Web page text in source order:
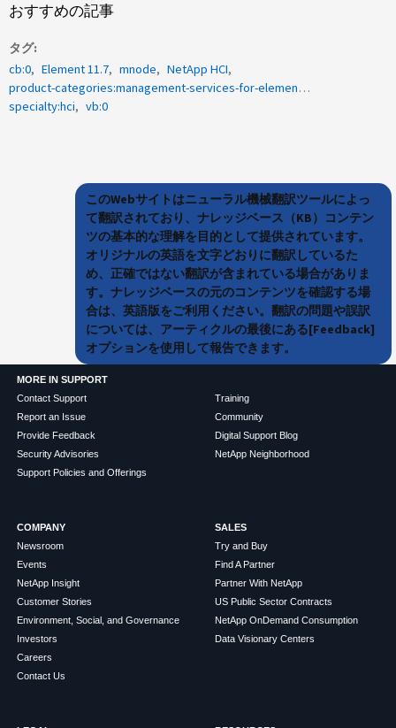
おすすめの記事
タグ
cb:0
Element 11.7 mnode
NetApp HCI
product-categories:management-services-for-element-software-and-netapp-hci
specialty:hci
vb:0
このWebサイトはニューラル機械翻訳ツールによっ
て翻訳されており、ナレッジベース（KB）コンテン
ツの基本的な理解を目的として提供されています。
オリジナルの英語を文字どおりに翻訳しているた
め、正確ではない翻訳が含まれている場合がありま
す。ナレッジベースの元のコンテンツを確認する場
合は、英語版をご利用ください。翻訳の問題や誤訳
については、アーティクルの最後にある[Feedback]
オプションを使用して報告できます。
MORE IN SUPPORT
Contact Support
Report an Issue
Provide Feedback
Security Advisories
Support Policies and Offerings
Training
Community
Digital Support Blog
NetApp Neighborhood
COMPANY
Newsroom
Events
NetApp Insight
Customer Stories
Environment, Social, and Governance
Investors
Careers
Contact Us
SALES
Try and Buy
Find A Partner
Partner With NetApp
US Public Sector Contracts
NetApp OnDemand Consumption
Data Visionary Centers